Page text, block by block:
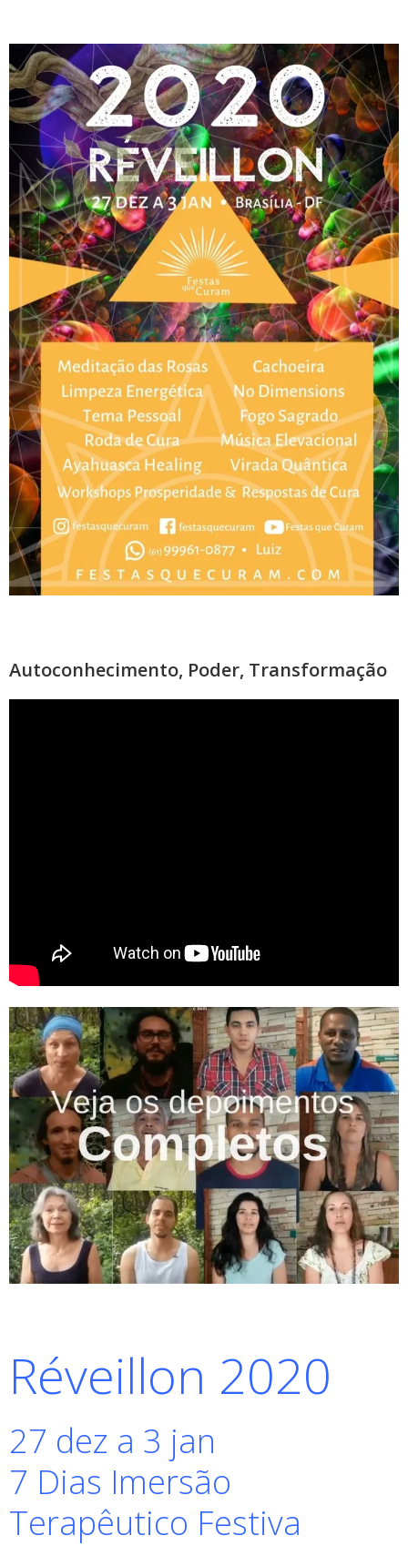
Autoconhecimento, Poder, Transformação
Réveillon 2020
27 dez a 3 jan
7 Dias Imersão
Terapêutico Festiva